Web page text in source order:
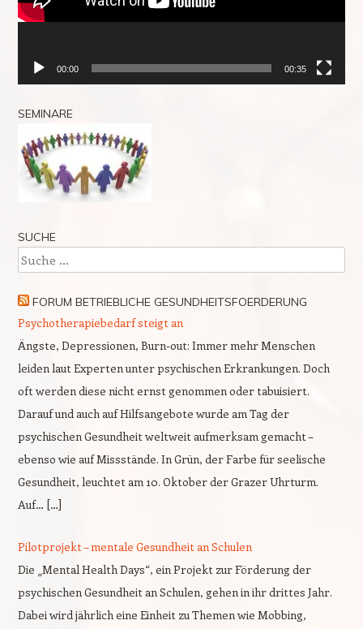
00:00 00:35
SEMINARE
SUCHE
Suche
FORUM BETRIEBLICHE GESUNDHEITSFOERDERUNG
Psychotherapiebedarf steigt an
Ängste, Depressionen, Burn-out: Immer mehr Menschen
leiden laut Experten unter psychischen Erkrankungen. Doch
oft werden diese nicht ernst genommen oder tabuisiert.
Darauf und auch auf Hilfsangebote wurde am Tag der
psychischen Gesundheit weltweit aufmerksam gemacht –
ebenso wie auf Missstände. In Grün, der Farbe für seelische
Gesundheit, leuchtet am 10. Oktober der Grazer Uhrturm.
Auf… […]
Pilotprojekt – mentale Gesundheit an Schulen
Die „Mental Health Days“, ein Projekt zur Förderung der
psychischen Gesundheit an Schulen, gehen in ihr drittes Jahr.
Dabei wird jährlich eine Einheit zu Themen wie Mobbing,